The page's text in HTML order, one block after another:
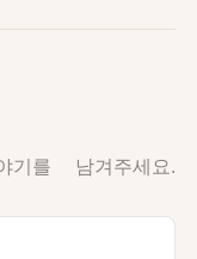
를 남겨주세요.